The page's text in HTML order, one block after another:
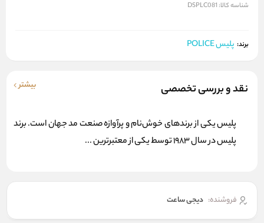
شناسه کالا: DSPLC081
برند: پلیس POLICE
نقد و بررسی تخصصی بیشتر
پلیس یکی از برندهای خوش‌نام و پرآوازه صنعت مد جهان است. برند
پلیس در سال 1983 توسط یکی از معتبرترین ...
فروشنده: دیجی ساعت